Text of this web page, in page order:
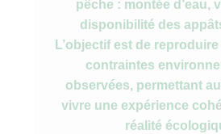
pêche : montée d’eau,
disponibilité des
L’objectif est de
contraintes
observées, permettant
vivre une expérience
réalité